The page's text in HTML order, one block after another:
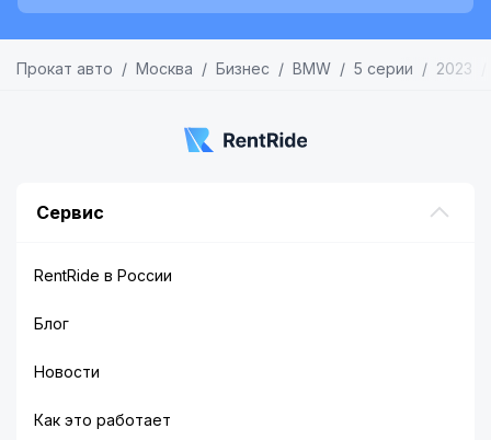
Прокат авто Москва Бизнес BMW 5 серии 2023
Сервис
RentRide в России
Блог
Новости
Как это работает